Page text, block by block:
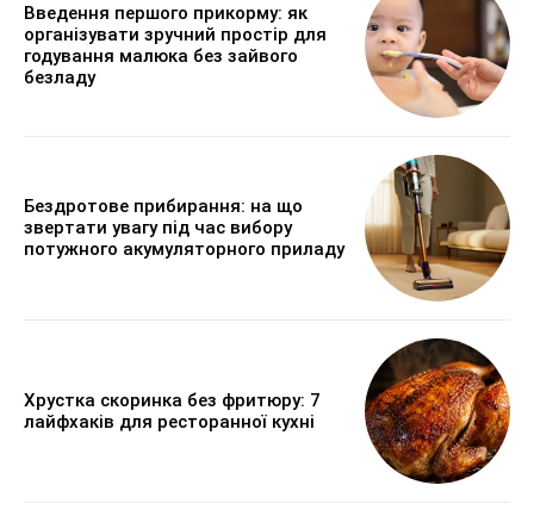
Введення першого прикорму: як
організувати зручний простір для
годування малюка без зайвого
безладу
Бездротове прибирання: на що
звертати увагу під час вибору
потужного акумуляторного приладу
Хрустка скоринка без фритюру: 7
лайфхаків для ресторанної кухні